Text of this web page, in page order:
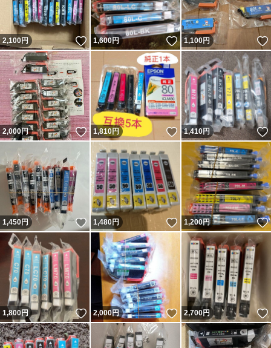
2,100円 いいね！
1,600円 いいね！
1,100円
2,000円 いいね！
1,810円 いいね！
1,410円
1,450円 いいね！
1,480円 いいね！
1,200円
1,800 円 いいね！
2,000円 いいね！
2,700円